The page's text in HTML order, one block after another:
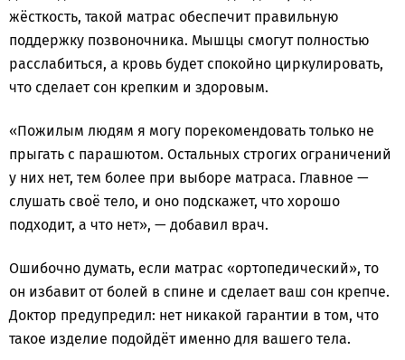
жёсткость, такой матрас обеспечит правильную
поддержку позвоночника. Мышцы смогут полностью
расслабиться, а кровь будет спокойно циркулировать,
что сделает сон крепким и здоровым.
«Пожилым людям я могу порекомендовать только не
прыгать с парашютом. Остальных строгих ограничений
у них нет, тем более при выборе матраса. Главное —
слушать своё тело, и оно подскажет, что хорошо
подходит, а что нет», — добавил врач.
Ошибочно думать, если матрас «ортопедический», то
он избавит от болей в спине и сделает ваш сон крепче.
Доктор предупредил: нет никакой гарантии в том, что
такое изделие подойдёт именно для вашего тела.